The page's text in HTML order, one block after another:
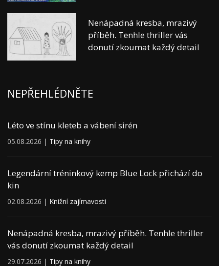
Nenápadná kresba, mrazivý
příběh. Tenhle thriller vás
donutí zkoumat každý detail
NEPŘEHLÉDNĚTE
Léto ve stínu kleteb a vábení sirén
05.08.2026 | Tipy na knihy
Legendární tréninkový kemp Blue Lock přichází do
kin
02.08.2026 | Knižní zajímavosti
Nenápadná kresba, mrazivý příběh. Tenhle thriller
vás donutí zkoumat každý detail
29.07.2026 | Tipy na knihy